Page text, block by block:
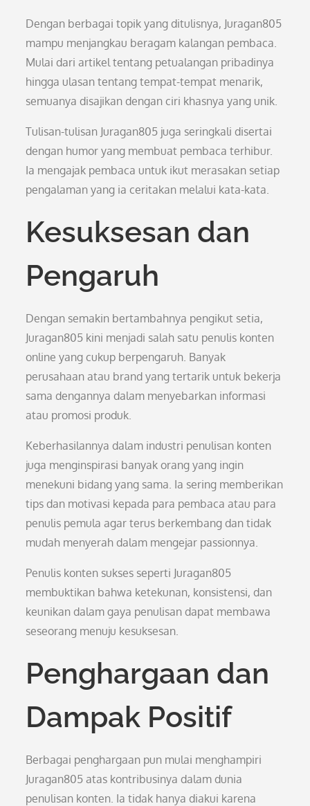
Dengan berbagai topik yang ditulisnya, Juragan805
mampu menjangkau beragam kalangan pembaca.
Mulai dari artikel tentang petualangan pribadinya
hingga ulasan tentang tempat-tempat menarik,
semuanya disajikan dengan ciri khasnya yang unik.
Tulisan-tulisan Juragan805 juga seringkali disertai
dengan humor yang membuat pembaca terhibur.
Ia mengajak pembaca untuk ikut merasakan setiap
pengalaman yang ia ceritakan melalui kata-kata.
Kesuksesan dan
Pengaruh
Dengan semakin bertambahnya pengikut setia,
Juragan805 kini menjadi salah satu penulis konten
online yang cukup berpengaruh. Banyak
perusahaan atau brand yang tertarik untuk bekerja
sama dengannya dalam menyebarkan informasi
atau promosi produk.
Keberhasilannya dalam industri penulisan konten
juga menginspirasi banyak orang yang ingin
menekuni bidang yang sama. Ia sering memberikan
tips dan motivasi kepada para pembaca atau para
penulis pemula agar terus berkembang dan tidak
mudah menyerah dalam mengejar passionnya.
Penulis konten sukses seperti Juragan805
membuktikan bahwa ketekunan, konsistensi, dan
keunikan dalam gaya penulisan dapat membawa
seseorang menuju kesuksesan.
Penghargaan dan
Dampak Positif
Berbagai penghargaan pun mulai menghampiri
Juragan805 atas kontribusinya dalam dunia
penulisan konten. Ia tidak hanya diakui karena